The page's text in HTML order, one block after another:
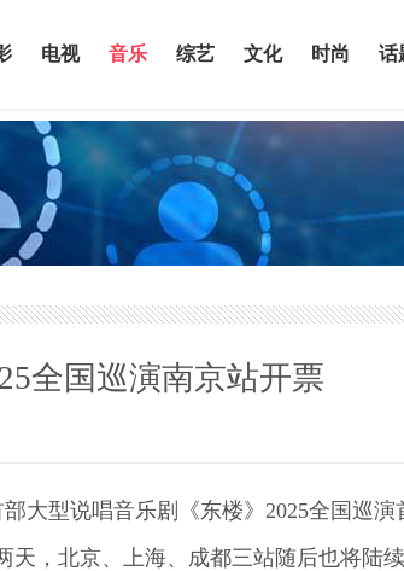
电视 音乐 综艺 文化 时尚 话
全国巡演南京站开票
大型说唱音乐剧《东楼》2025全国巡演
天，北京、上海、成都三站随后也将陆